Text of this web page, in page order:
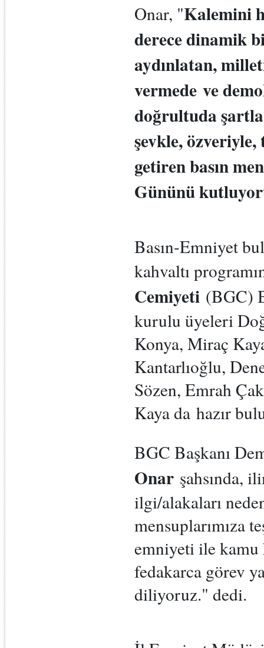
Onar, "Kalemini
derece dinamik
aydınlatan,
vermede ve
doğrultuda
şevkle,
getiren basın
Gününü
Basın-Emniyet
kahvaltı
Cemiyeti (BGC)
kurulu üyeleri
Konya, Miraç
Kantarlıoğlu,
Sözen, Emrah
Kaya da hazır
BGC Başkanı
Onar şahsında,
ilgi/alakaları
mensuplarımıza
emniyeti ile kamu
fedakarca görev
diliyoruz." dedi.